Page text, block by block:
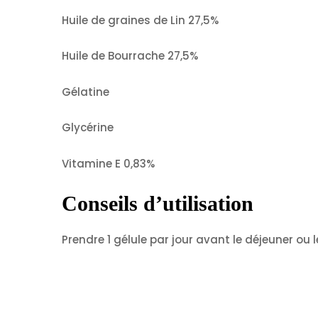
Huile de graines de Lin 27,5%
Huile de Bourrache 27,5%
Gélatine
Glycérine
Vitamine E 0,83%
Conseils d’utilisation
Prendre 1 gélule par jour avant le déjeuner ou